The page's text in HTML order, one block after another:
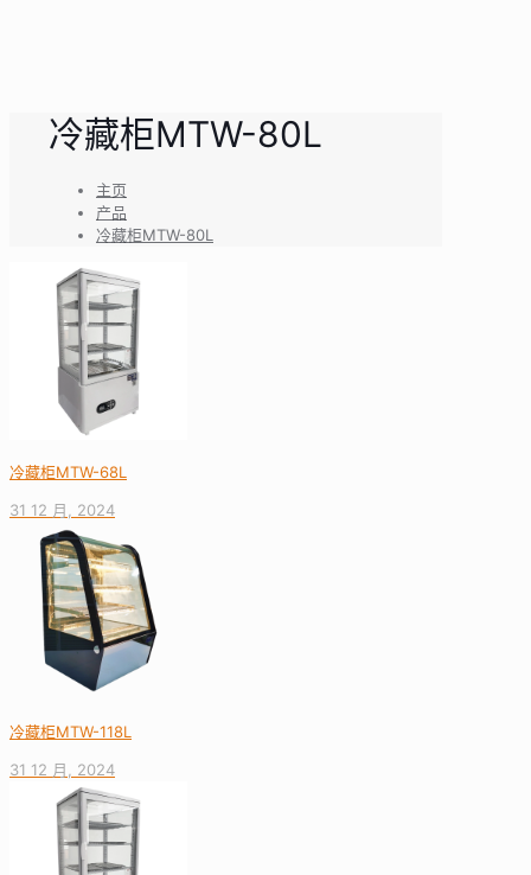
冷藏柜MTW-80L
主页
产品
冷藏柜MTW-80L
冷藏柜MTW-68L
31 12 月, 2024
冷藏柜MTW-118L
31 12 月, 2024